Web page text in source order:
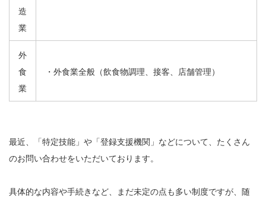
造
業
外
食
業
・外食業全般（飲食物調理、接客、店舗管理）
最近、「特定技能」や「登録支援機関」などについて、たくさん
のお問い合わせをいただいております。
具体的な内容や手続きなど、まだ未定の点も多い制度ですが、随